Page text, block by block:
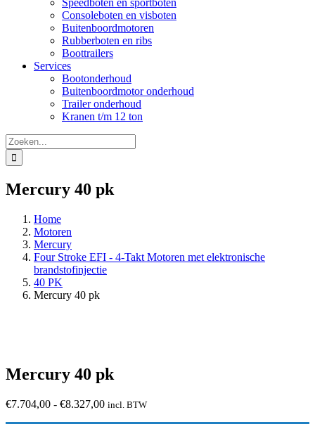
Speedboten en sportboten
Consoleboten en visboten
Buitenboordmotoren
Rubberboten en ribs
Boottrailers
Services
Bootonderhoud
Buitenboordmotor onderhoud
Trailer onderhoud
Kranen t/m 12 ton
Zoeken
naar:
Mercury 40 pk
Home
Motoren
Mercury
Four Stroke EFI - 4-Takt Motoren met elektronische
brandstofinjectie
40 PK
Mercury 40 pk
Mercury 40 pk
€7.704,00 - €8.327,00Prijsklasse:
incl. BTW